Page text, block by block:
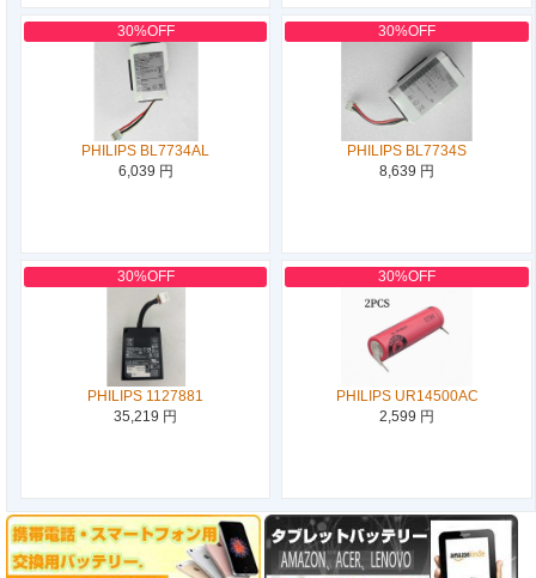
30%OFF
PHILIPS BL7734AL
6,039 円
30%OFF
PHILIPS BL7734S
8,639 円
30%OFF
PHILIPS 1127881
35,219 円
30%OFF
PHILIPS UR14500AC
2,599 円